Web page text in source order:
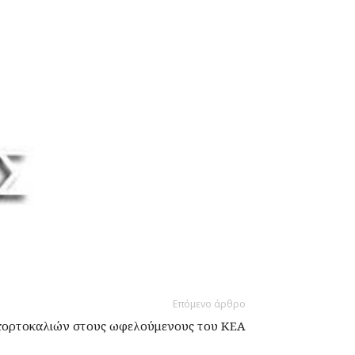
Επόμενο άρθρο
στους ωφελούμενους του ΚΕΑ